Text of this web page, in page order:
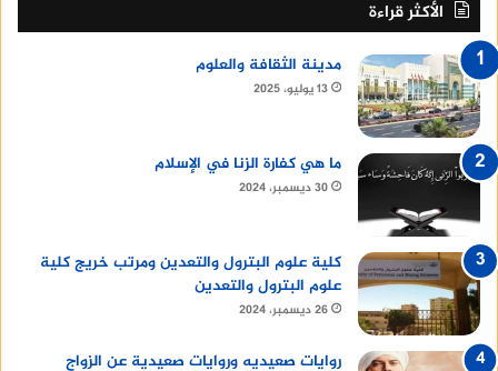
الأكثر قراءة
مدينة الثقافة والعلوم
13 يوليو، 2025
ما هي كفارة الزنا في الإسلام
30 ديسمبر، 2024
كلية علوم البترول والتعدين ومرتب خريج كلية
علوم البترول والتعدين
26 ديسمبر، 2024
روايات صعيديه وروايات صعيدية عن الزواج